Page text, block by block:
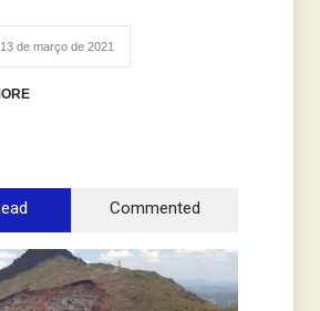
13 de março de 2021
Commented